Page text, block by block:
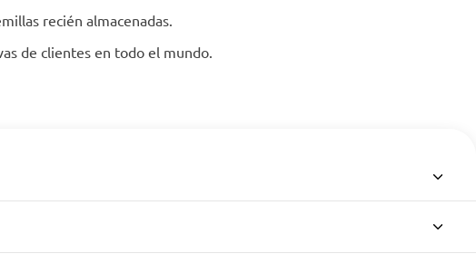
recién almacenadas.
de clientes en todo el mundo.